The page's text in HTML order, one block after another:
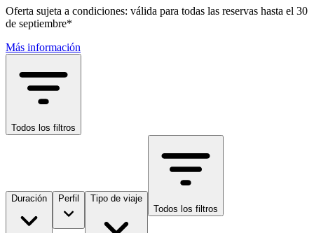
Oferta sujeta a condiciones: válida para todas las reservas hasta el 30
de septiembre*
Más información
Todos los filtros
Duración Perfil
Tipo de viaje
Todos los filtros